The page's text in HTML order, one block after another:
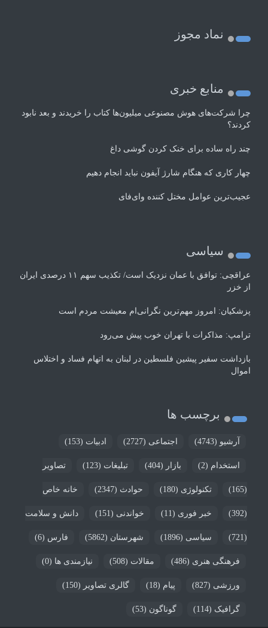
نماد مجوز
منابع خبری
چرا شرکت‌های هوش مصنوعی میلیون‌ها کتاب را خریدند و بعد نابود
کردند؟
چند راه‌ ساده برای خنک کردن گوشی داغ
چهار کاری که هنگام شارژ آیفون نباید انجام دهیم
عجیب‌ترین عوامل مختل کننده وای‌فای
سیاسی
عراقچی: توافق با عمان نزدیک است/ تکذیب سهم ۱۱ درصدی ایران
از خزر
پزشکیان: امروز مهم‌ترین نگرانی‌ام معیشت مردم است
ترامپ: مذاکرات با تهران خوب پیش می‌رود
بازداشت سفیر پیشین فلسطین در لبنان به اتهام فساد و اختلاس
اموال
برچسب ها
آرشیو (4743) اجتماعی (2727) ادبیات (153)
استخدام (2) بازار (404) تبلیغات (123) تصاویر
(165) تکنولوژی (180) حوادث (2347) خانه خاص
(392) خبر فوری (11) خواندنی (151) دانش و سلامت
(721) سیاسی (1896) شهرستان (5862) فارس (6)
فرهنگی هنری (486) مقالات (508) نیازمندی ها (0)
ورزشی (827) پیام (18) گالری تصاویر (150)
گرافیک (114) گوناگون (53)